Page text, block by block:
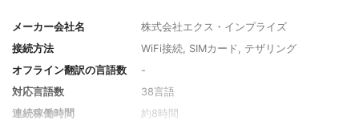
メーカー会社名
株式会社エクス・インプライズ
接続方法
WiFi接続, SIMカード, テザリング
オフライン翻訳の言語数
-
対応言語数
38言語
連続稼働時間
約8時間